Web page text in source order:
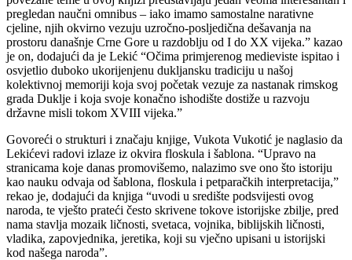
pregledan naučni omnibus – iako imamo samostalne narativne
cjeline, njih okvirno vezuju uzročno-posljedična dešavanja na
prostoru današnje Crne Gore u razdoblju od I do XX vijeka.” kazao
je on, dodajući da je Lekić “Očima primjerenog medieviste ispitao i
osvjetlio duboko ukorijenjenu dukljansku tradiciju u našoj
kolektivnoj memoriji koja svoj početak vezuje za nastanak rimskog
grada Duklje i koja svoje konačno ishodište dostiže u razvoju
državne misli tokom XVIII vijeka.”
Govoreći o strukturi i značaju knjige, Vukota Vukotić je naglasio da
Lekićevi radovi izlaze iz okvira floskula i šablona. “Upravo na
stranicama koje danas promovišemo, nalazimo sve ono što istoriju
kao nauku odvaja od šablona, floskula i petparačkih interpretacija,”
rekao je, dodajući da knjiga “uvodi u središte podsvijesti ovog
naroda, te vješto prateći često skrivene tokove istorijske zbilje, pred
nama stavlja mozaik ličnosti, svetaca, vojnika, biblijskih ličnosti,
vladika, zapovjednika, jeretika, koji su vječno upisani u istorijski
kod našega naroda”.